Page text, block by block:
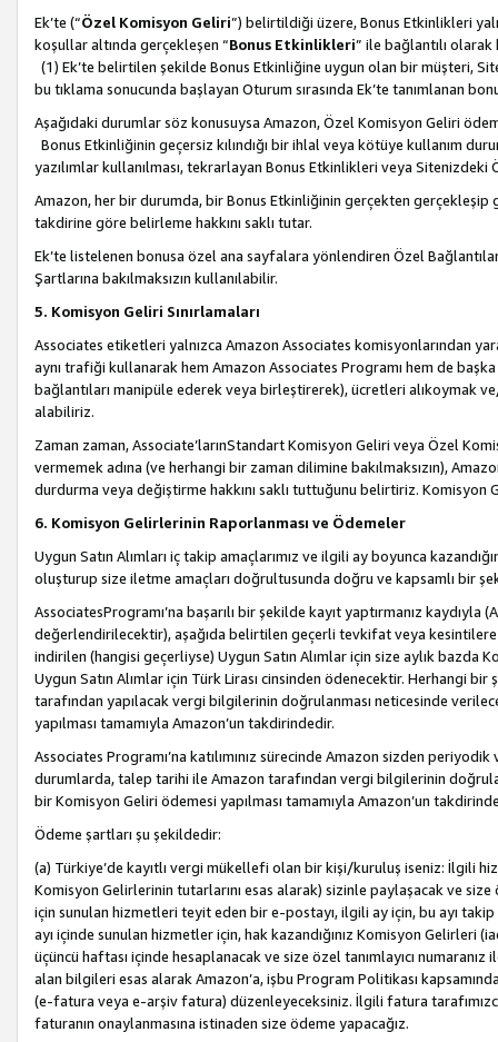
Ek’te (“Özel Komisyon Geliri”) belirtildiği üzere, Bonus Etkinlikleri
koşullar altında gerçekleşen “Bonus Etkinlikleri” ile bağlantılı olarak
(1) Ek’te belirtilen şekilde Bonus Etkinliğine uygun olan bir müşteri,
bu tıklama sonucunda başlayan Oturum sırasında Ek’te tanımlanan
Aşağıdaki durumlar söz konusuysa Amazon, Özel Komisyon Geliri
Bonus Etkinliğinin geçersiz kılındığı bir ihlal veya kötüye kullanım
yazılımlar kullanılması, tekrarlayan Bonus Etkinlikleri veya
Amazon, her bir durumda, bir Bonus Etkinliğinin gerçekten gerçekleşip
takdirine göre belirleme hakkını saklı tutar.
Ek’te listelenen bonusa özel ana sayfalara yönlendiren Özel
Şartlarına bakılmaksızın kullanılabilir.
5. Komisyon Geliri Sınırlamaları
Associates etiketleri yalnızca Amazon Associates komisyonlarından
aynı trafiği kullanarak hem Amazon Associates Programı hem de
bağlantıları manipüle ederek veya birleştirerek), ücretleri alıkoymak
alabiliriz.
Zaman zaman, Associate’larınStandart Komisyon Geliri veya Özel
vermemek adına (ve herhangi bir zaman dilimine bakılmaksızın),
durdurma veya değiştirme hakkını saklı tuttuğunu belirtiriz. Komisyon
6. Komisyon Gelirlerinin Raporlanması ve Ödemeler
Uygun Satın Alımları iç takip amaçlarımız ve ilgili ay boyunca
oluşturup size iletme amaçları doğrultusunda doğru ve kapsamlı bir
AssociatesProgramı’na başarılı bir şekilde kayıt yaptırmanız
değerlendirilecektir), aşağıda belirtilen geçerli tevkifat veya
indirilen (hangisi geçerliyse) Uygun Satın Alımlar için size aylık
Uygun Satın Alımlar için Türk Lirası cinsinden ödenecektir. Herhangi
tarafından yapılacak vergi bilgilerinin doğrulanması neticesinde
yapılması tamamıyla Amazon’un takdirindedir.
Associates Programı’na katılımınız sürecinde Amazon sizden
durumlarda, talep tarihi ile Amazon tarafından vergi bilgilerinin
bir Komisyon Geliri ödemesi yapılması tamamıyla Amazon’un
Ödeme şartları şu şekildedir:
(a) Türkiye’de kayıtlı vergi mükellefi olan bir kişi/kuruluş iseniz: İlgili
Komisyon Gelirlerinin tutarlarını esas alarak) sizinle paylaşacak ve
için sunulan hizmetleri teyit eden bir e-postayı, ilgili ay için, bu ayı
ayı içinde sunulan hizmetler için, hak kazandığınız Komisyon Gelirleri
üçüncü haftası içinde hesaplanacak ve size özel tanımlayıcı
alan bilgileri esas alarak Amazon’a, işbu Program Politikası
(e-fatura veya e-arşiv fatura) düzenleyeceksiniz. İlgili fatura
faturanın onaylanmasına istinaden size ödeme yapacağız.